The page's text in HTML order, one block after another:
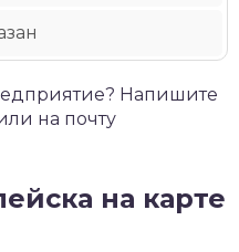
Напишите
на почту
на карте